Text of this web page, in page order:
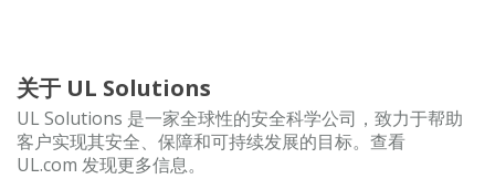
关于 UL Solutions
UL Solutions 是一家全球性的安全科学公司，致力于帮助
客户实现其安全、保障和可持续发展的目标。查看
UL.com 发现更多信息。